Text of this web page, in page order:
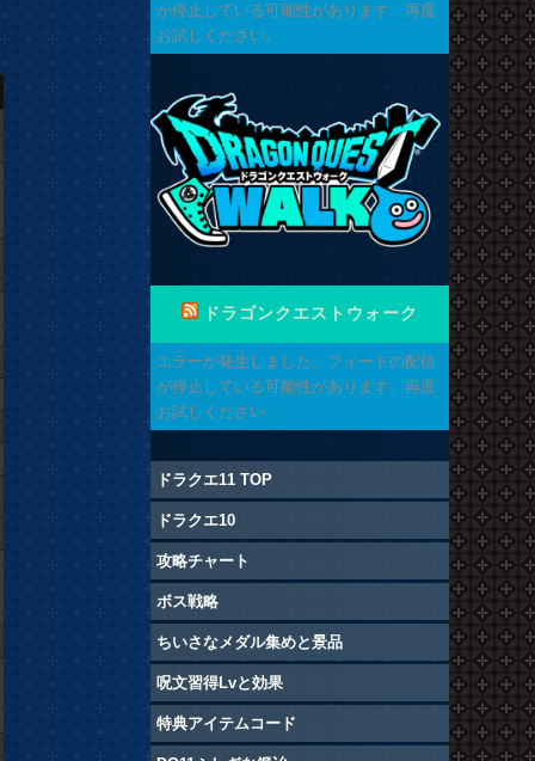
が停止している可能性があります。再度
お試しください。
ドラゴンクエストウォーク
エラーが発生しました。フィードの配信
が停止している可能性があります。再度
お試しください。
ドラクエ11 TOP
ドラクエ10
攻略チャート
ボス戦略
ちいさなメダル集めと景品
呪文習得Lvと効果
特典アイテムコード